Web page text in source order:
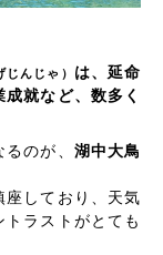
じんじゃ）
は、延命
就など、数多く
のが、 湖中大鳥
座しており、天気
ラストがとても